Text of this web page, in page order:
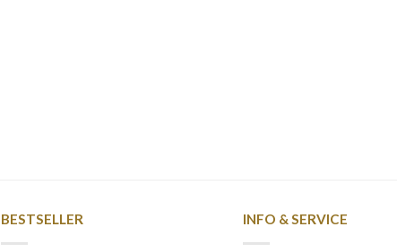
BESTSELLER INFO & SERVICE